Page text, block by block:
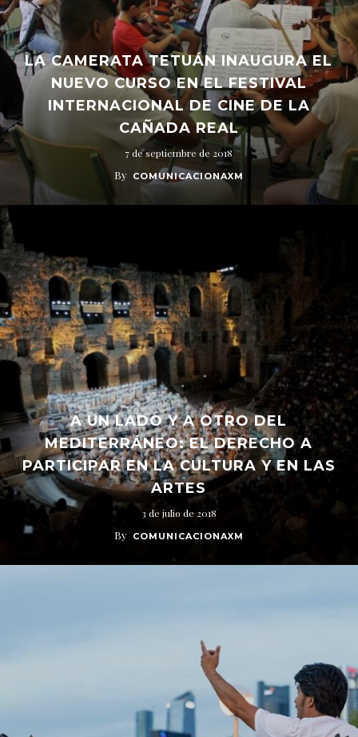
LA CAMERATA TETUÁN INAUGURA EL
NUEVO CURSO EN EL FESTIVAL
INTERNACIONAL DE CINE DE LA
CAÑADA REAL
7 de septiembre de 2018
By COMUNICACIONAXM
A UN LADO Y A OTRO DEL
MEDITERRÁNEO: EL DERECHO A
PARTICIPAR EN LA CULTURA Y EN LAS
ARTES
3 de julio de 2018
By COMUNICACIONAXM